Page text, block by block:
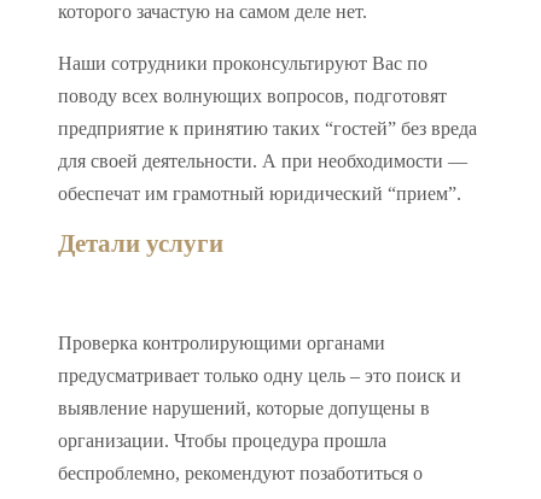
которого зачастую на самом деле нет.
Наши сотрудники проконсультируют Вас по
поводу всех волнующих вопросов, подготовят
предприятие к принятию таких “гостей” без вреда
для своей деятельности. А при необходимости —
обеспечат им грамотный юридический “прием”.
Детали услуги
Проверка контролирующими органами
предусматривает только одну цель – это поиск и
выявление нарушений, которые допущены в
организации. Чтобы процедура прошла
беспроблемно, рекомендуют позаботиться о